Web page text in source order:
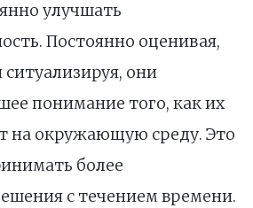
улучшать
Постоянно оценивая,
ситуализируя, они
понимание того, как их
на окружающую среду. Это
более
с течением времени.